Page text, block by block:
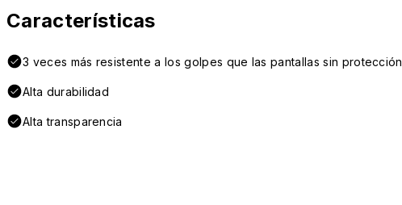
Características
3 veces más resistente a los golpes que las pantallas sin protección
Alta durabilidad
Alta transparencia